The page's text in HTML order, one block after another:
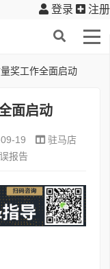
登录 注册
奖工作全面启动
面启动
19
驻马店
报告